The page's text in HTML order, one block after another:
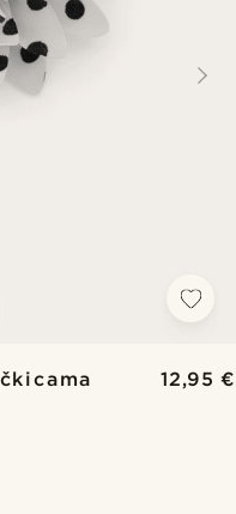
12,95 €